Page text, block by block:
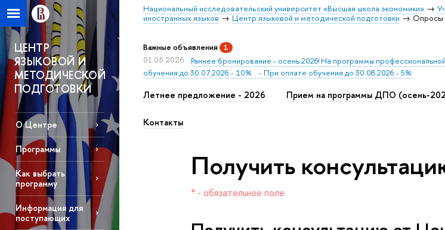
Национальный исследовательский университет «Высшая школа экономики»
иностранных языко
Центр языковой и методической подготовки Опросы
ЦЕНТР
ЯЗЫКОВОЙ И
МЕТОДИЧЕСКОЙ
ПОДГОТОВКИ
О Центре
Программы
Как выбрать
программу
Информация для
поступающих
ажные объявления 1
01.05.2026
Раннее бронирование - осень 2026! На программы
обучения до 30.07.2026 - 10% - При оплате обучения до 30.08.2026 - 5%.
Летнее предложение - 2026 Прием на программы ДПО (осень-
Контакты
Получить
* - обязательное поле